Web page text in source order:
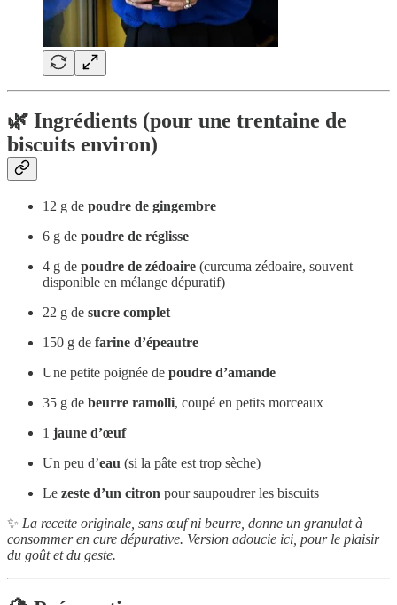
🌿 Ingrédients (pour une trentaine de
biscuits environ)
12 g de poudre de gingembre
6 g de poudre de réglisse
4 g de poudre de zédoaire (curcuma zédoaire, souvent
disponible en mélange dépuratif)
22 g de sucre complet
150 g de farine d’épeautre
Une petite poignée de poudre d’amande
35 g de beurre ramolli, coupé en petits morceaux
1 jaune d’œuf
Un peu d’eau (si la pâte est trop sèche)
Le zeste d’un citron pour saupoudrer les biscuits
✨ La recette originale, sans œuf ni beurre, donne un granulat à
consommer en cure dépurative. Version adoucie ici, pour le plaisir
du goût et du geste.